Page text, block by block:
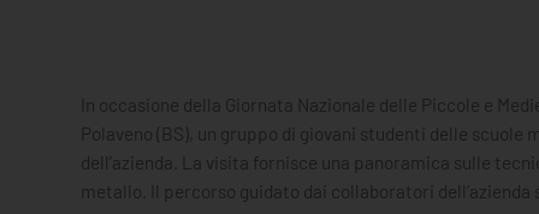
​​In occasione della Giornata Nazionale delle Piccole e
Polaveno (BS), un gruppo di giovani studenti delle
dell’azienda. La visita fornisce una panoramica sulle
metallo. Il percorso guidato dai collaboratori
Prodotti standard
Prodotti custom